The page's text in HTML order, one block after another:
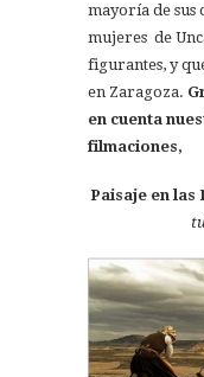
mayoría de sus
mujeres de
figurantes, y
en Zaragoza.
en cuenta
filmaciones,
Paisaje en las